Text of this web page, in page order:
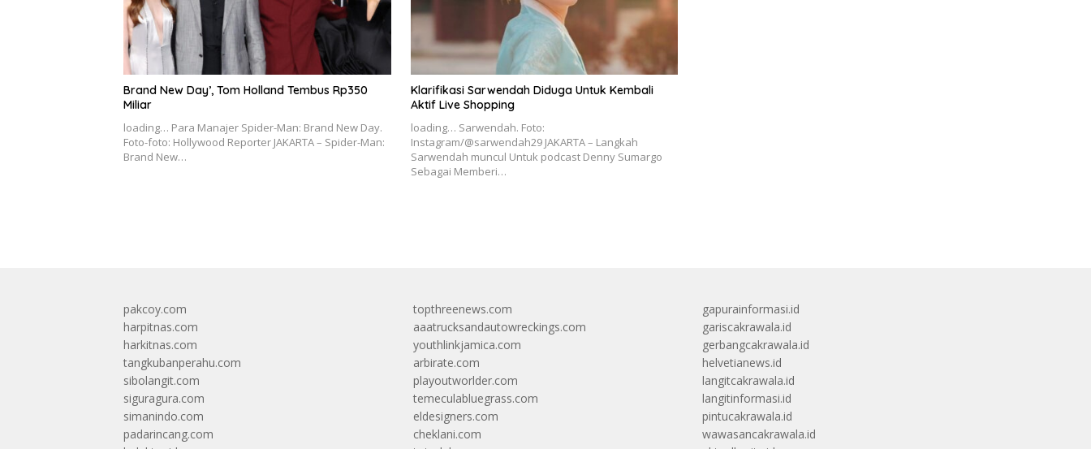
Brand New Day’, Tom Holland Tembus Rp350
Miliar
loading… Para Manajer Spider-Man: Brand New Day.
Foto-foto: Hollywood Reporter JAKARTA – Spider-Man:
Brand New…
Klarifikasi Sarwendah Diduga Untuk Kembali
Aktif Live Shopping
loading… Sarwendah. Foto:
Instagram/@sarwendah29 JAKARTA – Langkah
Sarwendah muncul Untuk podcast Denny Sumargo
Sebagai Memberi…
pakcoy.com
harpitnas.com
harkitnas.com
tangkubanperahu.com
sibolangit.com
siguragura.com
simanindo.com
padarincang.com
topthreenews.com
aaatrucksandautowreckings.com
youthlinkjamica.com
arbirate.com
playoutworlder.com
temeculabluegrass.com
eldesigners.com
cheklani.com
gapurainformasi.id
gariscakrawala.id
gerbangcakrawala.id
helvetianews.id
langitcakrawala.id
langitinformasi.id
pintucakrawala.id
wawasancakrawala.id